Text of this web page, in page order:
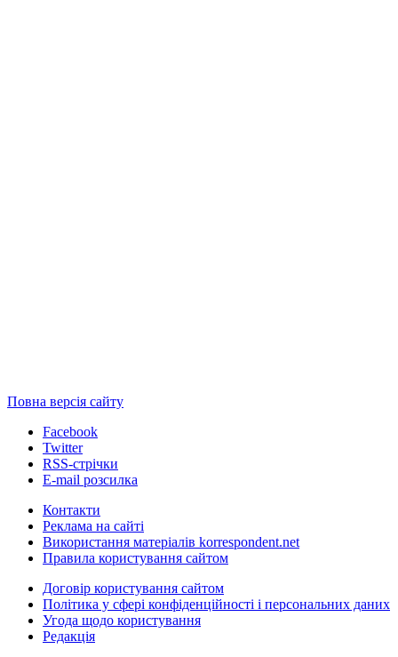
Повна версія сайту
Facebook
Twitter
RSS-стрічки
E-mail розсилка
Контакти
Реклама на сайті
Використання матеріалів korrespondent.net
Правила користування сайтом
Договір користування сайтом
Політика у сфері конфіденційності і персональних даних
Угода щодо користування
Редакція